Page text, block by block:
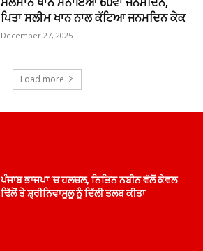
ਪਿਤਾ ਸਲੀਮ ਖਾਨ ਨਾਲ ਕੱਟਿਆ ਜਨਮਦਿਨ ਕੇਕ
December 27, 2025
Load more
ਪੰਜਾਬ ਭਾਜਪਾ ’ਚ ਹਲਚਲ, ਨਿਤਿਨ ਨਬੀਨ ਵੱਲੋਂ ਕੇਵਲ
ਢਿੱਲੋਂ ਤੇ ਸ਼੍ਰੀਨਿਵਾਸੂਲੂ ਨੂੰ ਦਿੱਲੀ ਤਲਬ ਕੀਤਾ